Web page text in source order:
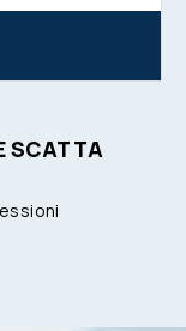
SCATTA